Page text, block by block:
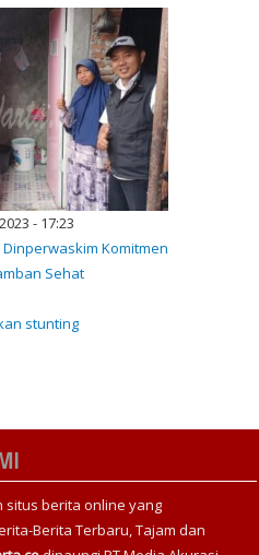
- 17:23
Komitmen
Sehat
stunting
situs berita online yang
Berita Terbaru, Tajam dan